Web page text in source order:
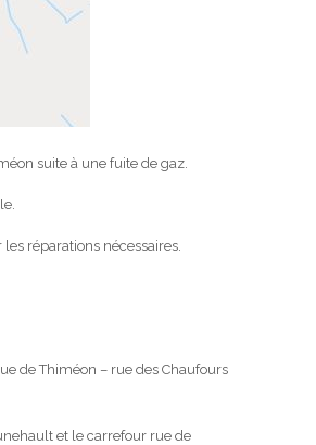
suite à une fuite de gaz.
réparations nécessaires.
de Thiméon – rue des Chaufours
et le carrefour rue de